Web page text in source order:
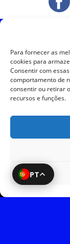
Para fornecer as
cookies para
Consentir com
comportamento de
consentir ou retirar
recursos e funções.
PT